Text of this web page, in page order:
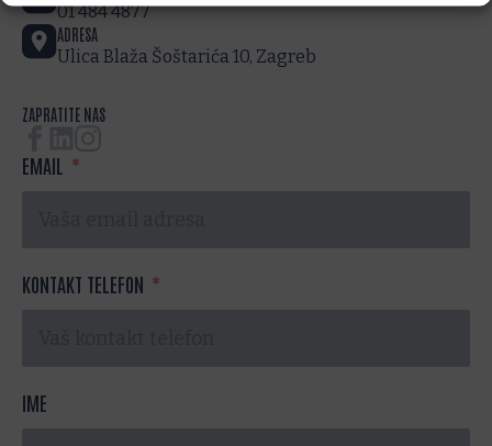
01 484 4877
ADRESA
Ulica Blaža Šoštarića 10, Zagreb
ZAPRATITE NAS
EMAIL
KONTAKT TELEFON
IME